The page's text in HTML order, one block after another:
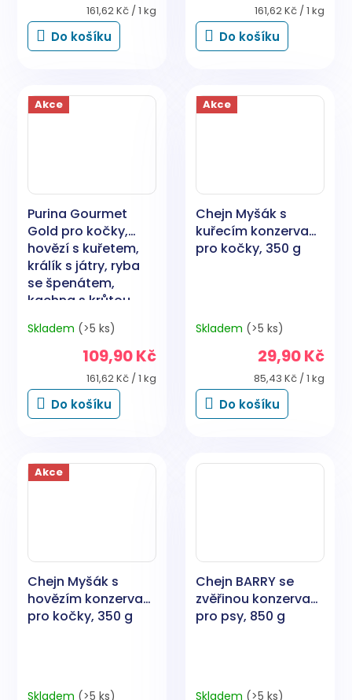
Měrná
cena:
161,62 Kč / 1 kg
Do košíku
Měrná
cena:
161,62 Kč / 1 kg
Do košíku
Akce
Purina Gourmet
Gold pro kočky,
hovězí s kuřetem,
králík s játry, ryba
se špenátem,
kachna s krůtou,
Skladem (>5 ks)
109,90 Kč
Měrná
cena:
161,62 Kč / 1 kg
Do košíku
Akce
Chejn Myšák s
kuřecím konzerva
pro kočky, 350 g
Skladem (>5 ks)
29,90 Kč
Měrná
cena:
85,43 Kč / 1 kg
Do košíku
Akce
Chejn Myšák s
hovězím konzerva
pro kočky, 350 g
Skladem (>5 ks)
Chejn BARRY se
zvěřinou konzerva
pro psy, 850 g
Skladem (>5 ks)